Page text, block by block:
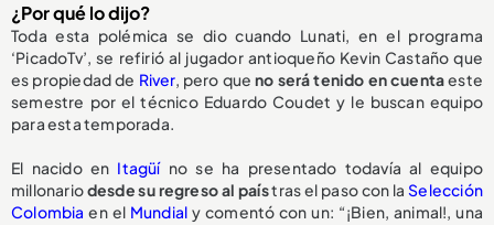
¿Por qué lo dijo?
Toda esta polémica se dio cuando Lunati, en el programa
‘PicadoTv’, se refirió al jugador antioqueño Kevin Castaño que
es propiedad de River, pero queno será tenido en cuentaeste
semestre por el técnico Eduardo Coudet y le buscan equipo
para esta temporada.
El nacido en Itagüí no se ha presentado todavía al equipo
millonariodesde su regreso al paístras el paso con la Selección
Colombiaen el Mundial y comentó con un: “¡Bien, animal!, una